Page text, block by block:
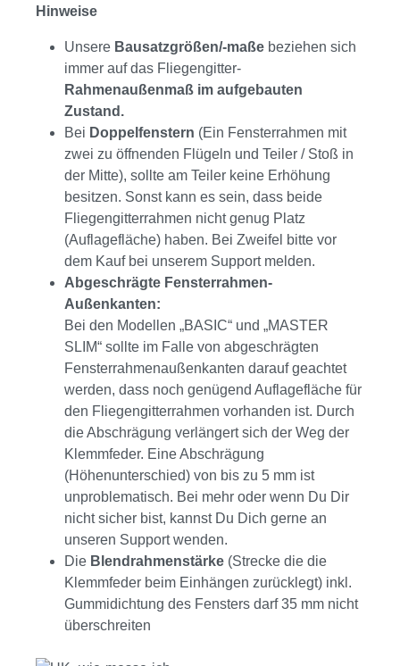
Hinweise
Unsere Bausatzgrößen/-maße beziehen sich
immer auf das Fliegengitter-
Rahmenaußenmaß im aufgebauten
Zustand .
Bei Doppelfenstern (Ein Fensterrahmen mit
zwei zu öffnenden Flügeln und Teiler / Stoß in
der Mitte), sollte am Teiler keine Erhöhung
besitzen. Sonst kann es sein, dass beide
Fliegengitterrahmen nicht genug Platz
(Auflagefläche) haben. Bei Zweifel bitte vor
dem Kauf bei unserem Support melden.
Abgeschrägte Fensterrahmen-
Außenkanten:
Bei den Modellen „BASIC“ und „MASTER
SLIM“ sollte im Falle von abgeschrägten
Fensterrahmenaußenkanten darauf geachtet
werden, dass noch genügend Auflagefläche für
den Fliegengitterrahmen vorhanden ist. Durch
die Abschrägung verlängert sich der Weg der
Klemmfeder. Eine Abschrägung
(Höhenunterschied) von bis zu 5 mm ist
unproblematisch. Bei mehr oder wenn Du Dir
nicht sicher bist, kannst Du Dich gerne an
unseren Support wenden.
Die Blendrahmenstärke (Strecke die die
Klemmfeder beim Einhängen zurücklegt) inkl.
Gummidichtung des Fensters darf 35 mm nicht
überschreiten